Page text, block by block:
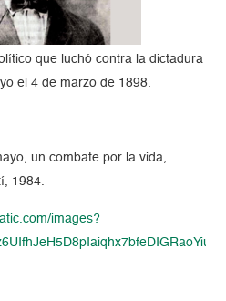
que luchó contra la dictadura
el 4 de marzo de 1898.
un combate por la vida,
1984.
images?